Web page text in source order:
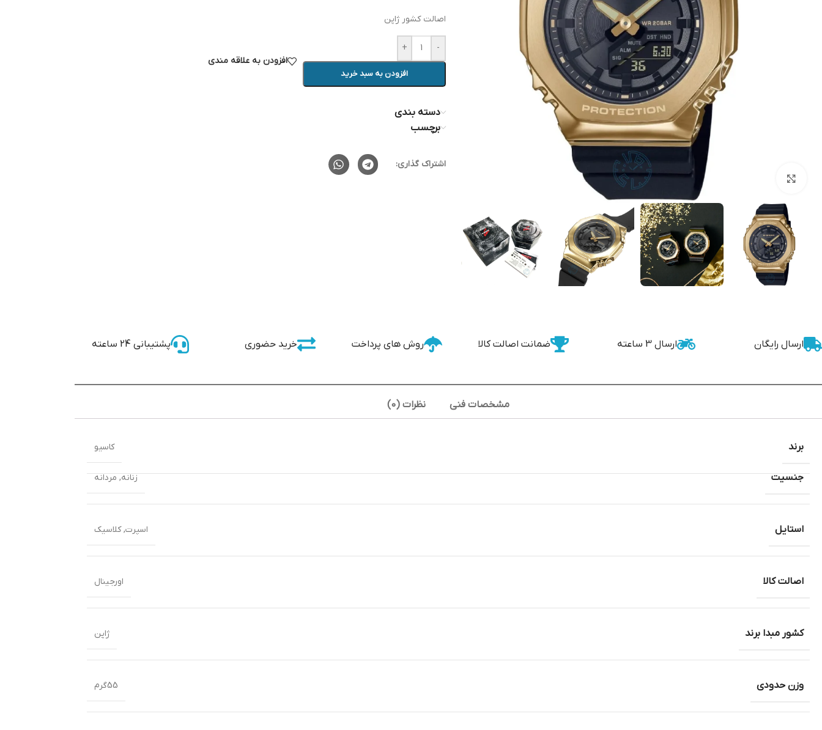
اصالت کشور ژاپن
-
+
افزودن به سبد خرید
افزودن به علاقه مندی
دسته بندی
برچسب
اشتراک گذاری:
ارسال رایگان ارسال 3 ساعته ضمانت اصالت کالا روش های پرداخت خرید حضوری پشتیبانی 24 ساعته
مشخصات فنی نظرات (0)
جنسیت زنانه,مردانه
استایل اسپرت,کلاسیک
اصالت کالا اورجینال
کشور مبدا برند ژاپن
وزن حدودی 55گرم
برند کاسیو